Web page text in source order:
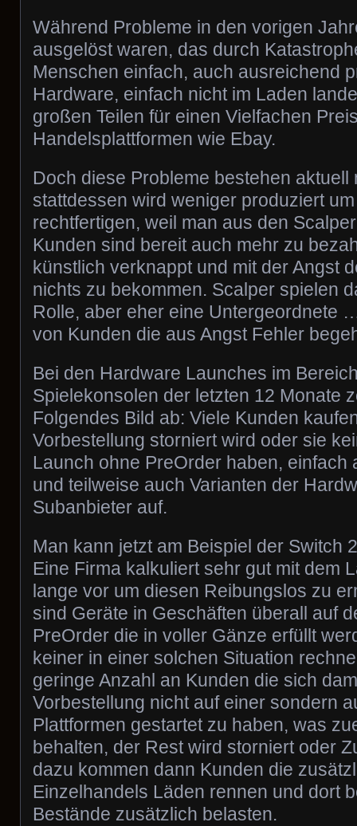
Während Probleme in den vorigen
ausgelöst waren, das durch
Menschen einfach, auch ausreichend
Hardware, einfach nicht im Laden
großen Teilen für einen Vielfachen
Handelsplattformen wie Ebay.
Doch diese Probleme bestehen
stattdessen wird weniger produziert
rechtfertigen, weil man aus den
Kunden sind bereit auch mehr zu
künstlich verknappt und mit der Angst
nichts zu bekommen. Scalper spielen
Rolle, aber eher eine Untergeordnete
von Kunden die aus Angst Fehler
Bei den Hardware Launches im
Spielekonsolen der letzten 12 Monate
Folgendes Bild ab: Viele Kunden
Vorbestellung storniert wird oder sie
Launch ohne PreOrder haben, einfach
und teilweise auch Varianten der
Subanbieter auf.
Man kann jetzt am Beispiel der Switch
Eine Firma kalkuliert sehr gut mit dem
lange vor um diesen Reibungslos zu
sind Geräte in Geschäften überall auf
PreOrder die in voller Gänze erfüllt
keiner in einer solchen Situation
geringe Anzahl an Kunden die sich
Vorbestellung nicht auf einer sondern
Plattformen gestartet zu haben, was
behalten, der Rest wird storniert oder
dazu kommen dann Kunden die
Einzelhandels Läden rennen und dort
Bestände zusätzlich belasten.